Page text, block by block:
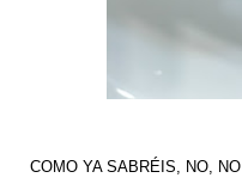
COMO YA SABRÉIS, NO,